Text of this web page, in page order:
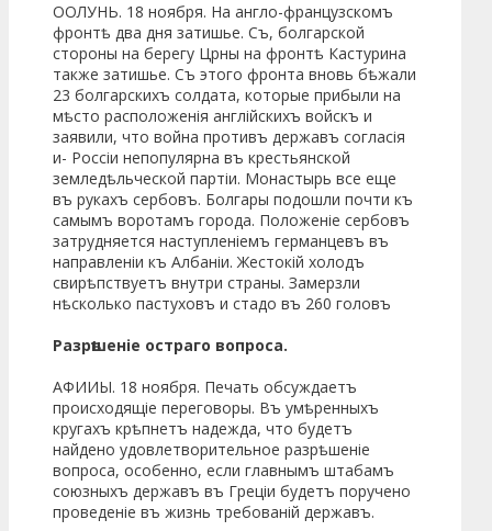
ООЛУНЬ. 18 ноября. На англо-французскомъ
фронтѣ два дня затишье. Съ, болгарской
стороны на берегу Црны на фронтѣ Кастурина
также затишье. Съ этого фронта вновь бѣжали
23 болгарскихъ солдата, которые прибыли на
мѣсто расположенія англійскихъ войскъ и
заявили, что война противъ державъ согласія
и- Россіи непопулярна въ крестьянской
земледѣльческой партіи. Монастырь все еще
въ рукахъ сербовъ. Болгары подошли почти къ
самымъ воротамъ города. Положеніе сербовъ
затрудняется наступленіемъ германцевъ въ
направленіи къ Албаніи. Жестокій холодъ
свирѣпствуетъ внутри страны. Замерзли
нѣсколько пастуховъ и стадо въ 260 головъ
Разрѣшеніе остраго вопроса.
АФИИЫ. 18 ноября. Печать обсуждаетъ
происходящіе переговоры. Въ умѣренныхъ
кругахъ крѣпнетъ надежда, что будетъ
найдено удовлетворительное разрѣшеніе
вопроса, особенно, если главнымъ штабамъ
союзныхъ державъ въ Греціи будетъ поручено
проведеніе въ жизнь требованій державъ.